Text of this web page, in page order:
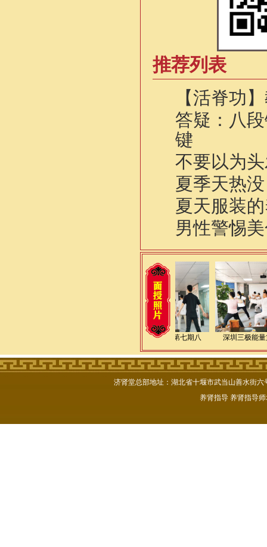
推荐列表
【活脊功
答疑：八
键
不要以为
夏季天热
夏天服装
男性警惕
深圳三极能量第七期八 深圳三极能
济肾堂总部地址：湖北省十堰市武当山善水街
养肾指导 养肾指导